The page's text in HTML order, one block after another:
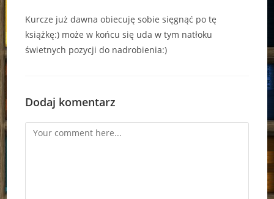
Kurcze już dawna obiecuję sobie sięgnąć po tę
książkę:) może w końcu się uda w tym natłoku
świetnych pozycji do nadrobienia:)
Dodaj komentarz
Comment